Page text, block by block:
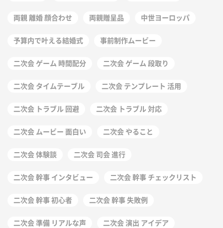
両親 離婚 顔合わせ 両親贈呈品 中世ヨーロッパ
予算内で叶える結婚式 事前制作ムービー
二次会 ゲーム 時間配分 二次会 ゲーム 段取り
二次会 タイムテーブル 二次会 テンプレート 活用
二次会 トラブル 回避 二次会 トラブル 対応
二次会 ムービー 面白い 二次会 やること
二次会 体験談 二次会 司会 進行
二次会 幹事 インタビュー 二次会 幹事 チェックリスト
二次会 幹事 初心者 二次会 幹事 失敗例
二次会 準備 リアルな声 二次会 演出 アイデア